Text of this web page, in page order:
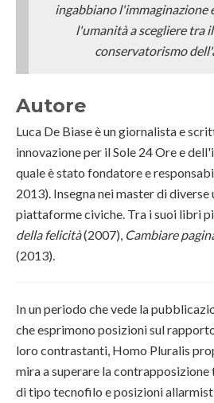
ingabbiano l'immaginazione
l'umanità a scegliere tra
conservatorismo
Autore
Luca De Biase è un giornalista e
innovazione per il Sole 24 Ore e
quale è stato fondatore e
2013). Insegna nei master di
piattaforme civiche. Tra i suoi libri
della felicità(2007), Cambiare
(2013).
In un periodo che vede la
che esprimono posizioni sul
loro contrastanti, Homo Pluralis
mira a superare la
di tipo tecnofilo e posizioni